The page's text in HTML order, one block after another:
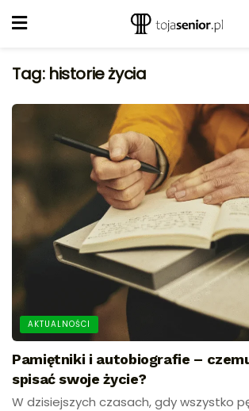
Tag: historie życia
AKTUALNOŚCI
Pamiętniki i autobiografie –
spisać swoje życie?
W dzisiejszych czasach, gdy wszystko